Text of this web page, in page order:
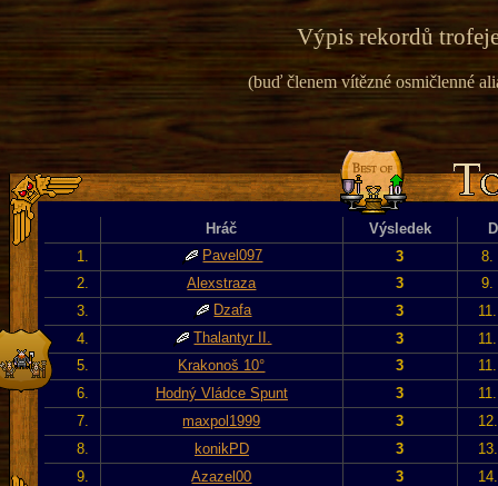
Výpis rekordů
(buď členem vítězné osmičlenné
Hráč Výsledek
1.
Pavel097 3
8.
2.
Alexstraza 3
9.
3.
Dzafa 3
4.
Thalantyr II. 3
5.
Krakonoš 10° 3
6.
Hodný Vládce Spunt 3
7.
maxpol1999 3
8.
konikPD 3
9.
Azazel00 3